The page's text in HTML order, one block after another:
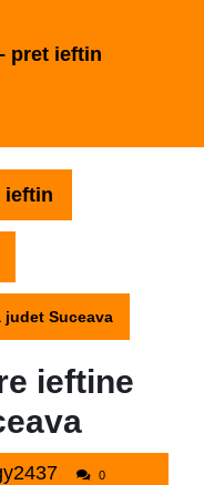
pret ieftin
ieftin
judet Suceava
ieftine
bagy2437
0